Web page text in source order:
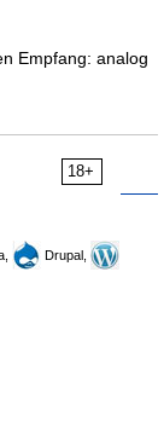
Empfang: analog
18+
Drupal,